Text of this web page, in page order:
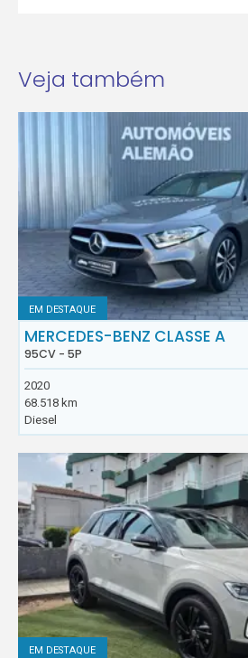
Veja também
EM DESTAQUE
MERCEDES-BENZ CLASSE A
95CV - 5P
2020
68.518 km
Diesel
EM DESTAQUE